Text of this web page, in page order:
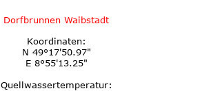
Dorfbrunnen Waibstadt
Koordinaten:
N 49°17'50.97"
E 8°55'13.25"
Quellwassertemperatur: